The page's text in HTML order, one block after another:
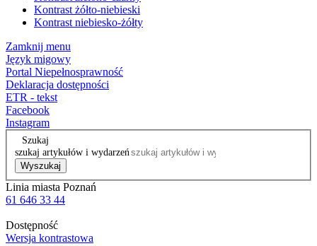
Kontrast żółto-niebieski
Kontrast niebiesko-żółty
Zamknij menu
Język migowy
Portal Niepełnosprawność
Deklaracja dostępności
ETR - tekst
Facebook
Instagram
Szukaj
szukaj artykułów i wydarzeń
Wyszukaj
Linia miasta Poznań
61 646 33 44
Dostępność
Wersja kontrastowa